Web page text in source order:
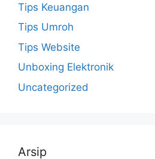
Tips Keuangan
Tips Umroh
Tips Website
Unboxing Elektronik
Uncategorized
Arsip